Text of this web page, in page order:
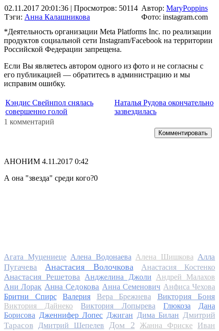
02.11.2017 20:01:36 | Просмотров: 50114
Тэги: Анна Калашникова
Автор: MaryPoppins
Фото: instagram.com
*Деятельность организации Meta Platforms Inc. по реализации
продуктов социальной сети Instagram/Facebook на территории
Российской Федерации запрещена.
Если Вы являетесь автором одного из фото и не согласны с
его публикацией — обратитесь в администрацию и мы
исправим ошибку.
Кэндис Свейнпол снялась
совершенно голой
Наталья Рудова окончательно
зазвездилась
1 комментарий
Комментировать
АНОНИМ 4.11.2017 0:42
А она "звезда" среди кого?0
Агата Муцениеце Алена Водонаева Алена Шишкова Алла
Пугачева
Анастасия Волочкова Анастасия Костенко
Анастасия Решетова Анджелина Джоли
Андрей Малахов
Ани Лорак Анна Седокова Анна Семенович Анфиса Чехова
Бритни Спирс
Валерия Вера Брежнева Виктория Боня
Виктория Дайнеко Виктория Лопырева Глюкоза
Дана
Борисова Дженнифер Лопес Джиган Дима Билан Дмитрий
Тарасов
Дмитрий Шепелев Дом 2 Жанна Фриске
Иван